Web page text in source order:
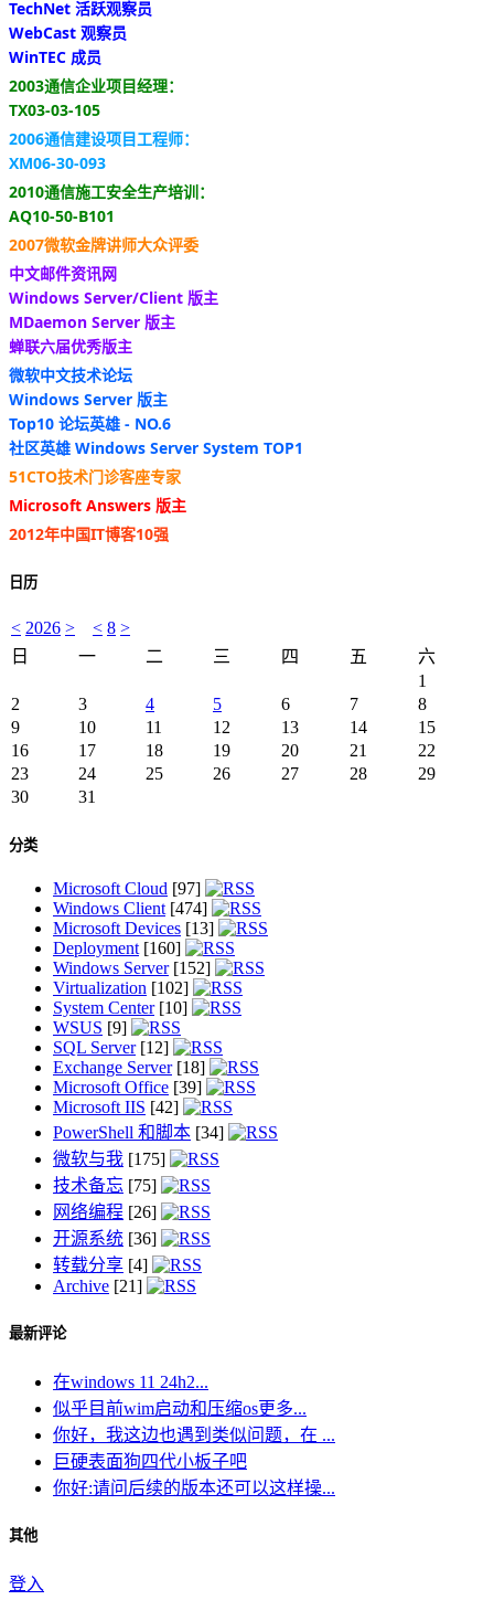
TechNet 活跃观察员
WebCast 观察员
WinTEC 成员
2003通信企业项目经理：
TX03-03-105
2006通信建设项目工程师：
XM06-30-093
2010通信施工安全生产培训：
AQ10-50-B101
2007微软金牌讲师大众评委
中文邮件资讯网
Windows Server/Client 版主
MDaemon Server 版主
蝉联六届优秀版主
微软中文技术论坛
Windows Server 版主
Top10 论坛英雄 - NO.6
社区英雄 Windows Server System TOP1
51CTO技术门诊客座专家
Microsoft Answers 版主
2012年中国IT博客10强
日历
< 2026 > < 8 >
日
一 二 三 四 五
六
1
2
3 4 5 6 7
8
9
10 11 12 13 14
15
16
17 18 19 20 21
22
23
24 25 26 27 28
29
30
31
分类
Microsoft Cloud [97]
Windows Client[474]
Microsoft Devices [13]
Deployment[160]
Windows Server[152]
Virtualization [102]
System Center[10]
WSUS [9]
SQL Server[12]
Exchange Server[18]
Microsoft Office [39]
Microsoft IIS [42]
PowerShell 和脚本 [34]
微软与我 [175]
技术备忘 [75]
网络编程 [26]
开源系统 [36]
转载分享 [4]
Archive [21]
最新评论
在windows 11 24h2...
似乎目前wim启动和压缩os更多...
你好，我这边也遇到类似问题，在 ...
巨硬表面狗四代小板子吧
你好:请问后续的版本还可以这样操...
其他
登入